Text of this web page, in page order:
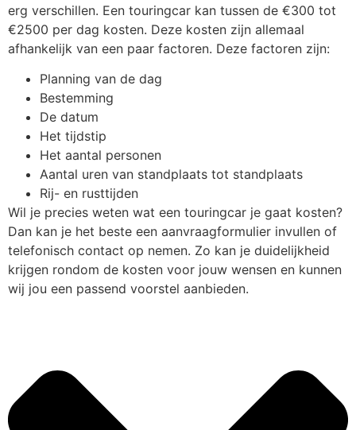
erg verschillen. Een touringcar kan tussen de €300 tot
€2500 per dag kosten. Deze kosten zijn allemaal
afhankelijk van een paar factoren. Deze factoren zijn:
Planning van de dag
Bestemming
De datum
Het tijdstip
Het aantal personen
Aantal uren van standplaats tot standplaats
Rij- en rusttijden
Wil je precies weten wat een touringcar je gaat kosten?
Dan kan je het beste een aanvraagformulier invullen of
telefonisch contact op nemen. Zo kan je duidelijkheid
krijgen rondom de kosten voor jouw wensen en kunnen
wij jou een passend voorstel aanbieden.